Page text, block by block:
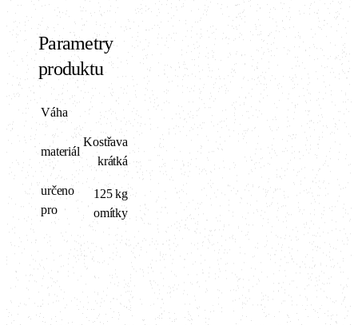
Parametry
produktu
Váha
materiál
Kostřava
krátká
určeno
pro
125 kg
omítky